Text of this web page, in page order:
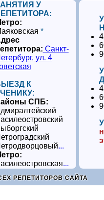
У
*
Санкт-
ул. 4
К
СПБ:
...
...
РЕПЕТИТОРОВ САЙТА